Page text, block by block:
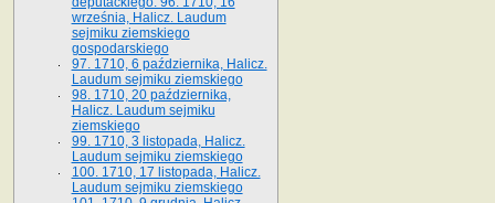
września, Halicz. Laudum
sejmiku ziemskiego
gospodarskiego
97. 1710, 6 października, Halicz.
Laudum sejmiku ziemskiego
98. 1710, 20 października,
Halicz. Laudum sejmiku
ziemskiego
99. 1710, 3 listopada, Halicz.
Laudum sejmiku ziemskiego
100. 1710, 17 listopada, Halicz.
Laudum sejmiku ziemskiego